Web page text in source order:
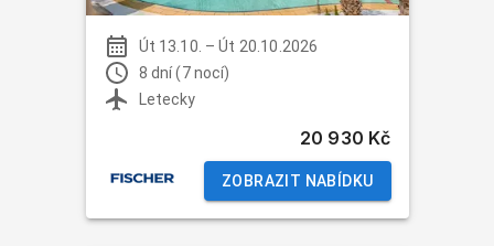
Út 13.10. –Út 20.10.2026
8 dní (7 nocí)
Letecky
20 930 Kč
ZOBRAZIT NABÍDKU